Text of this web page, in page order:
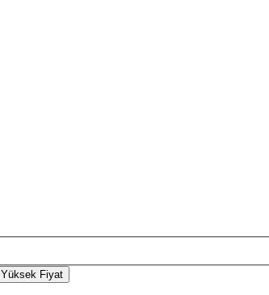
Yüksek Fiyat